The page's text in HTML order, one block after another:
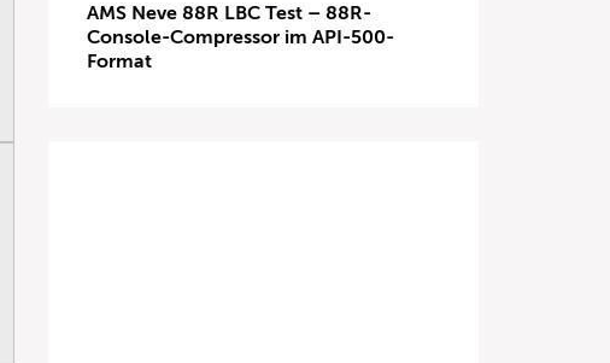
AMS Neve 88R LBC Test – 88R-
Console-Compressor im API-500-
Format